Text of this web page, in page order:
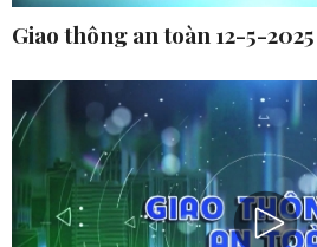
Giao thông an toàn 12-5-2025